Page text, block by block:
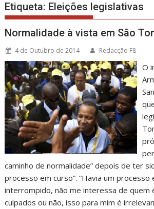
Etiqueta: Eleições legislativas
Normalidade à vista em São
4 de Outubro de 2014 Redacção F8
O
caminho de normalidade” depois de ter
processo em curso”. “Havia um processo
interrompido, não me interessa de quem
culpados ou não, isso para mim é